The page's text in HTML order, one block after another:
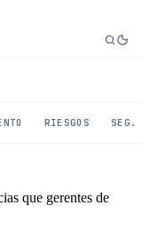
RIESGOS SEG.
que gerentes de